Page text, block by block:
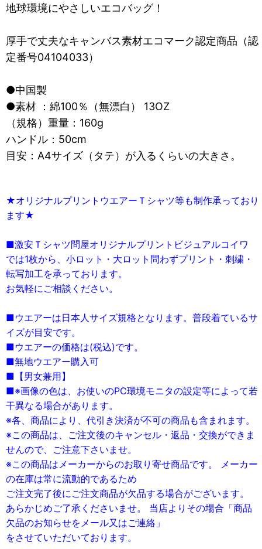
地球環境にやさしいエコバッグ！
厚手で丈夫なキャンバス素材エコマーク認定商品（認
定番号04104033）
●中国製
●素材 ：綿100％（無漂白） 13OZ
（規格）重量：160g
ハンドル：50cm
目安：A4サイズ（タテ）が入るくらいの大きさ。
★オリジナルプリントウエアーＴシャツ等も制作承っており
ます★
■激安Ｔシャツ問屋オリジナルプリントビジュアルコイワ
では1枚から、小ロット・大ロット問わずプリント・刺繍・
転写加工を承っております。
お気軽にご相談ください。
■ウエアーは日本人サイズ規格となります。普段着ているサ
イズが目安です。
■ウエアーの価格は(税込)です。
■無地ウエアー購入可
■【男女兼用】
■※画像の色は、お使いのPC環境モニタの設定等によって若
干異なる場合があります。
※各、商品により、代引き決済が不可の商品も含まれます。
※この商品は、ご注文後のキャンセル・返品・交換ができま
せんので、ご注意下さいませ。
※この商品はメーカーからのお取り寄せ商品です。 メーカー
の在庫は常に流動的であるため
ご注文完了後にご注文商品が欠品する場合がございます。
あらかじめご了承くださいませ。 当店よりその場合「商品
欠品のお知らせをメール又はご連絡」
をさせていただいております。